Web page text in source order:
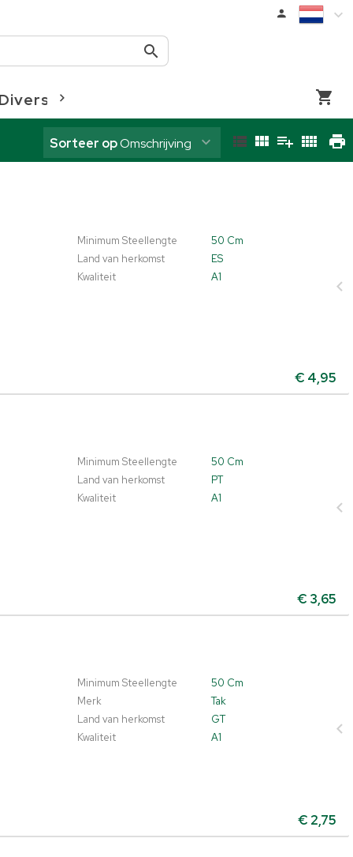
Diversen
Sorteer opOmschrijving
Minimum Steellengte
50 Cm
Land van herkomst
ES
Kwaliteit
A1
€ 4,95
Minimum Steellengte
50 Cm
Land van herkomst
PT
Kwaliteit
A1
€ 3,65
Minimum Steellengte
50 Cm
Merk
Tak
Land van herkomst
GT
Kwaliteit
A1
€ 2,75